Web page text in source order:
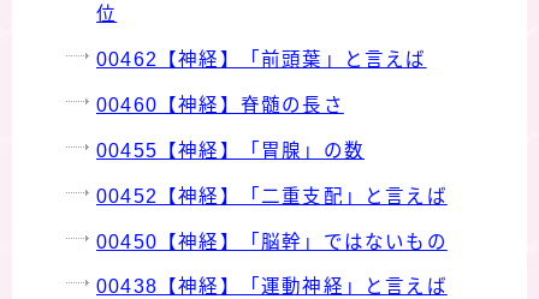
位
00462【神経】「前頭葉」と言えば
00460【神経】脊髄の長さ
00455【神経】「胃腺」の数
00452【神経】「二重支配」と言えば
00450【神経】「脳幹」ではないもの
00438【神経】「運動神経」と言えば